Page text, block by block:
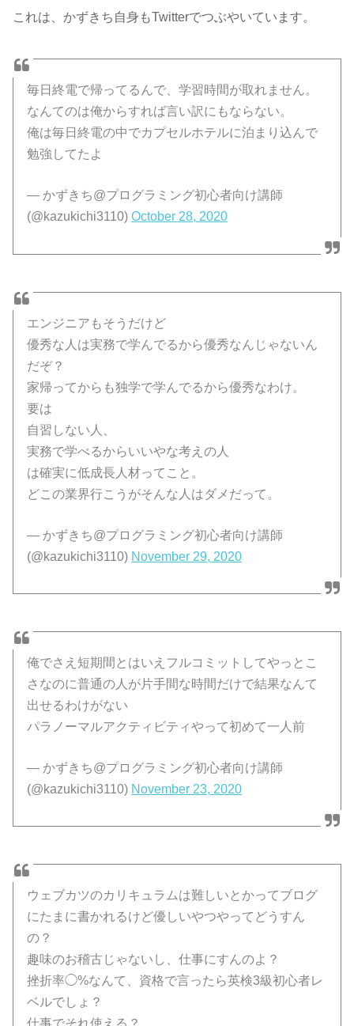
これは、かずきち自身もTwitterでつぶやいています。
毎日終電で帰ってるんで、学習時間が取れません。
なんてのは俺からすれば言い訳にもならない。
俺は毎日終電の中でカプセルホテルに泊まり込んで
勉強してたよ
— かずきち@プログラミング初心者向け講師
(@kazukichi3110)October 28, 2020
エンジニアもそうだけど
優秀な人は実務で学んでるから優秀なんじゃないん
だぞ？
家帰ってからも独学で学んでるから優秀なわけ。
要は
自習しない人、
実務で学べるからいいやな考えの人
は確実に低成長人材ってこと。
どこの業界行こうがそんな人はダメだって。
— かずきち@プログラミング初心者向け講師
(@kazukichi3110) November 29, 2020
俺でさえ短期間とはいえフルコミットしてやっとこ
さなのに普通の人が片手間な時間だけで結果なんて
出せるわけがない
パラノーマルアクティビティやって初めて一人前
— かずきち@プログラミング初心者向け講師
(@kazukichi3110) November 23, 2020
ウェブカツのカリキュラムは難しいとかってブログ
にたまに書かれるけど優しいやつやってどうすん
の？
趣味のお稽古じゃないし、仕事にすんのよ？
挫折率◯%なんて、資格で言ったら英検3級初心者レ
ベルでしょ？
仕事でそれ使える？